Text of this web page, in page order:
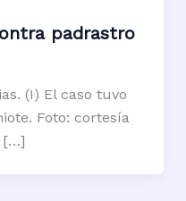
padrastro
(I) El caso tuvo
Foto: cortesía
[…]